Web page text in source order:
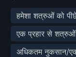
हमेशा शत्रुओं को
एक प्रहार से
अधिकतम नुकसान/एक